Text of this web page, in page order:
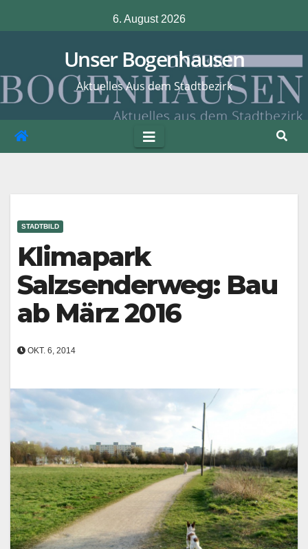
Inhalt
6. August 2026
Unser Bogenhausen
Aktuelles Aus dem Stadtbezirk
STADTBILD
Klimapark
Salzsenderweg: Bau
ab März 2016
OKT. 6, 2014